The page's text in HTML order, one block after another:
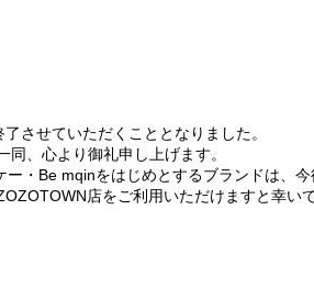
させていただくこととなりました。
、心より御礼申し上げます。
・Be mqinをはじめとするブランドは、
店をご利用いただけますと幸いで